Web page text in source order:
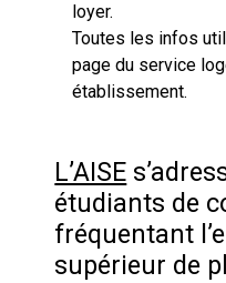
loyer.
Toutes les infos
page du service
établissement.
L’AISE
étudiants de
fréquentant
supérieur de